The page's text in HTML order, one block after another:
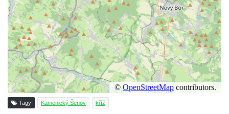
Kříž Neubaukreuz u domu čp. 698 v
Mikulášovicích
Kříž manželů Endlerových u továrního
objektu v Mikulášovicích
Kříž u silnice východně od Mikulášovic
Meyerův kříž východně od Mikulášovic
Kříž u rozcestí k větrnému mlýnu Světlík v
Horním Podluží
Tagy Kamenický Šenov kříž